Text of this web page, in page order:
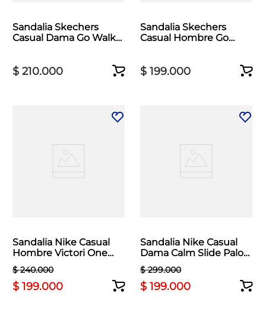
Sandalia Skechers
Casual Dama Go Walk
$ 210.000
Sandalia Skechers
Casual Hombre Go
$ 199.000
Sandalia Nike Casual
Hombre Victori One
Slide Verde
$ 240.000
$ 199.000
Sandalia Nike Casual
Dama Calm Slide Palo
de Rosa
$ 299.000
$ 199.000